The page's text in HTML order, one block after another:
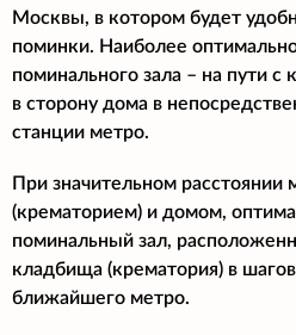
Москвы, в котором будет
поминки. Наиболее
поминального зала – на пути с
в сторону дома в
станции метро.
При значительном
(крематорием) и домом,
поминальный зал,
кладбища (крематория) в
ближайшего метро.